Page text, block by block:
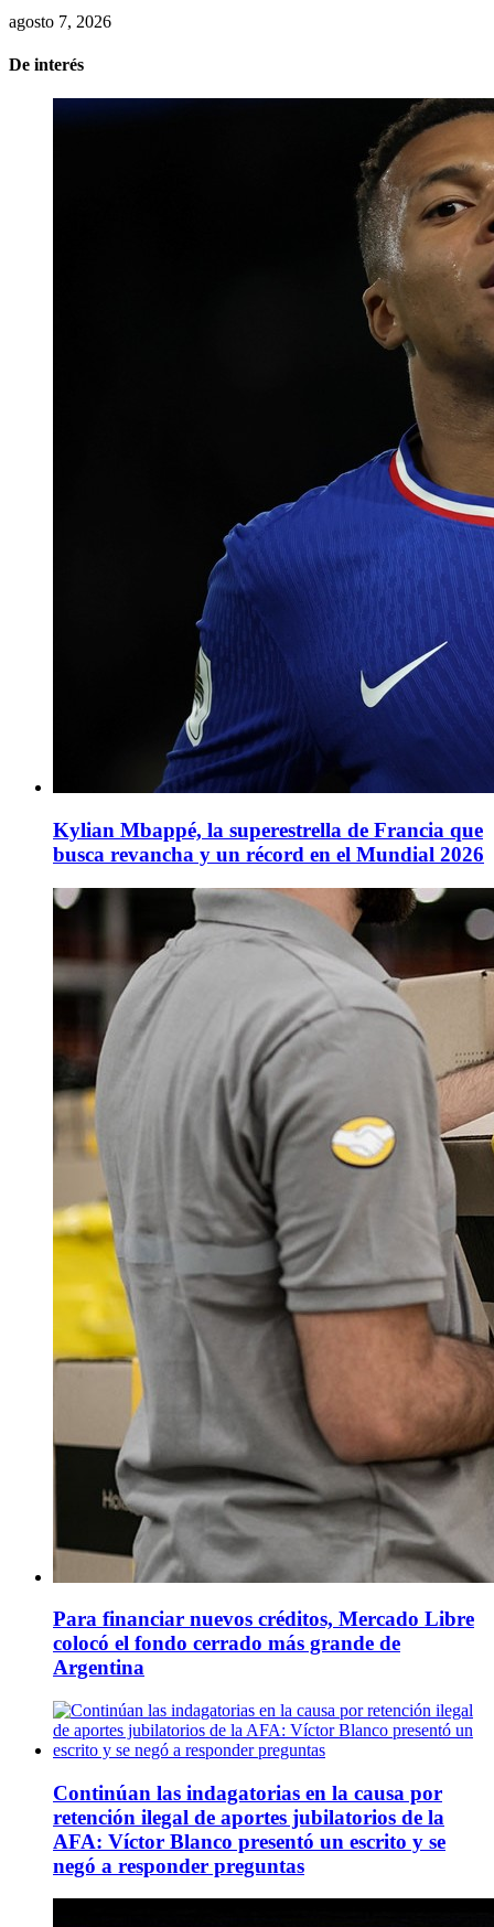
agosto 7, 2026
De interés
Kylian Mbappé, la superestrella de Francia que
busca revancha y un récord en el Mundial 2026
Para financiar nuevos créditos, Mercado Libre
colocó el fondo cerrado más grande de
Argentina
Continúan las indagatorias en la causa por
retención ilegal de aportes jubilatorios de la
AFA: Víctor Blanco presentó un escrito y se
negó a responder preguntas